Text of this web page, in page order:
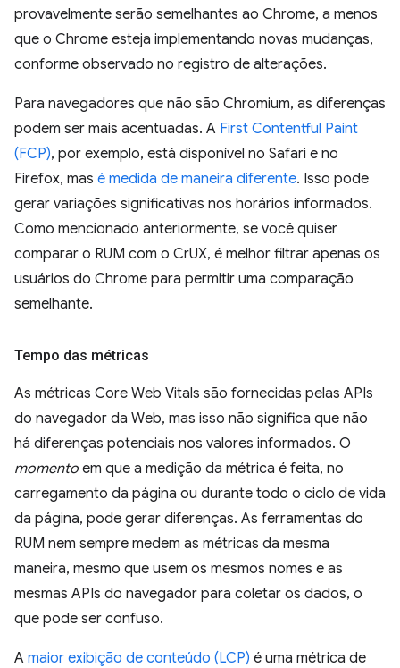
provavelmente serão semelhantes ao Chrome, a menos
que o Chrome esteja implementando novas mudanças,
conforme observado no registro de alterações.
Para navegadores que não são Chromium, as diferenças
podem ser mais acentuadas. A First Contentful Paint
(FCP), por exemplo, está disponível no Safari e no
Firefox, mas é medida de maneira diferente. Isso pode
gerar variações significativas nos horários informados.
Como mencionado anteriormente, se você quiser
comparar o RUM com o CrUX, é melhor filtrar apenas os
usuários do Chrome para permitir uma comparação
semelhante.
Tempo das métricas
As métricas Core Web Vitals são fornecidas pelas APIs
do navegador da Web, mas isso não significa que não
há diferenças potenciais nos valores informados. O
momento em que a medição da métrica é feita, no
carregamento da página ou durante todo o ciclo de vida
da página, pode gerar diferenças. As ferramentas do
RUM nem sempre medem as métricas da mesma
maneira, mesmo que usem os mesmos nomes e as
mesmas APIs do navegador para coletar os dados, o
que pode ser confuso.
A maior exibição de conteúdo (LCP) é uma métrica de